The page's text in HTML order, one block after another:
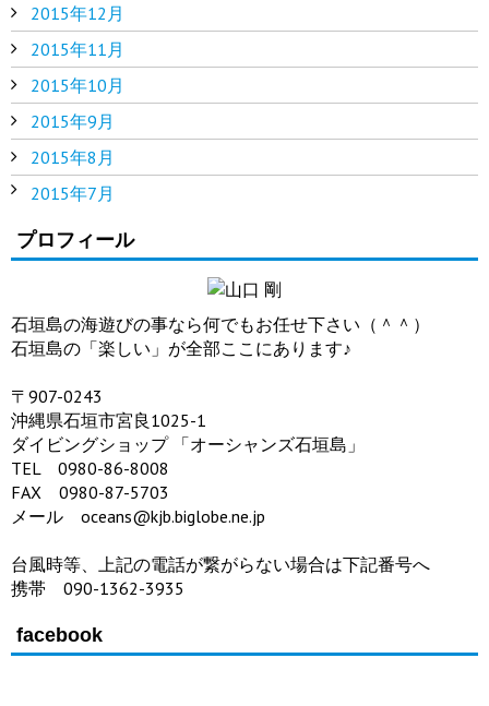
2015年12月
2015年11月
2015年10月
2015年9月
2015年8月
2015年7月
プロフィール
石垣島の海遊びの事なら何でもお任せ下さい（＾＾）
石垣島の「楽しい」が全部ここにあります♪
〒907-0243
沖縄県石垣市宮良1025-1
ダイビングショップ 「オーシャンズ石垣島」
TEL 0980-86-8008
FAX 0980-87-5703
メール oceans@kjb.biglobe.ne.jp
台風時等、上記の電話が繋がらない場合は下記番号へ
携帯 090-1362-3935
facebook